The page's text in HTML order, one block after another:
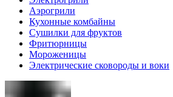
Аэрогрили
Кухонные комбайны
Сушилки для фруктов
Фритюрницы
Мороженицы
Электрические сковороды и воки